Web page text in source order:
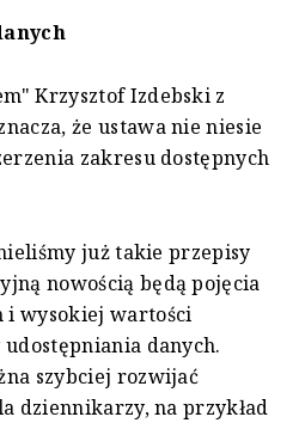
Krzysztof Izdebski z
że ustawa nie niesie
zakresu dostępnych
już takie przepisy
nowością będą pojęcia
i wysokiej wartości
danych.
szybciej rozwijać
dziennikarzy, na przykład